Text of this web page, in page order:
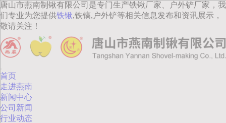
唐山市燕南制锹有限公司是专门生产铁锹厂家、户外铲厂家，我
们专业为您提供铁锹,铁镐,户外铲等相关信息发布和资讯展示，
敬请关注！
首页
走进燕南
新闻中心
公司新闻
行业动态